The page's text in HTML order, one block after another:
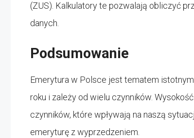
(ZUS). Kalkulatory te pozwalają obliczyć
danych.
Podsumowanie
Emerytura w Polsce jest tematem
roku i zależy od wielu czynników.
czynników, które wpływają na naszą
emeryturę z wyprzedzeniem.